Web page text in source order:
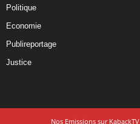
Politique
Economie
Publireportage
Justice
Nos Emissions sur KabackTV